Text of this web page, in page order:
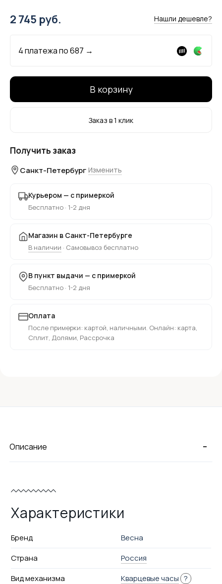
2 745 руб. Нашли дешевле?
4 платежа по687 →
В корзину
Заказ в 1 клик
Получить заказ
Санкт-Петербург Изменить
Курьером — с примеркой
Бесплатно · 1-2 дня
Магазин в Санкт-Петербурге
В наличии · Самовывоз бесплатно
В пункт выдачи — с примеркой
Бесплатно · 1-2 дня
Оплата
После примерки: картой, наличными. Онлайн: карта,
Сплит, Долями, Рассрочка
-
Описание
Характеристики
Бренд
Весна
Страна
Россия
Вид механизма
Кварцевые часы ?